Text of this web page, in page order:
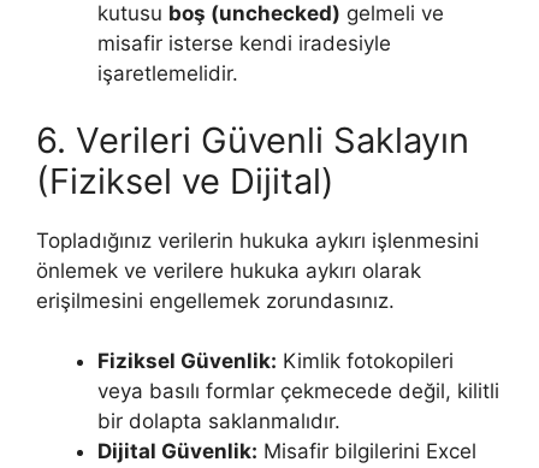
kutusu boş (unchecked) gelmeli ve
misafir isterse kendi iradesiyle
işaretlemelidir.
6. Verileri Güvenli Saklayın
(Fiziksel ve Dijital)
Topladığınız verilerin hukuka aykırı işlenmesini
önlemek ve verilere hukuka aykırı olarak
erişilmesini engellemek zorundasınız.
Fiziksel Güvenlik: Kimlik fotokopileri
veya basılı formlar çekmecede değil, kilitli
bir dolapta saklanmalıdır.
Dijital Güvenlik: Misafir bilgilerini Excel